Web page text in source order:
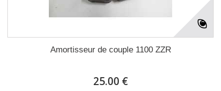
Amortisseur de couple 1100 ZZR
25.00 €